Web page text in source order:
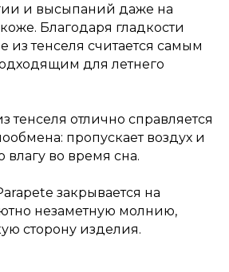
и высыпаний даже на
Благодаря гладкости
из тенселя считается самым
для летнего
тенселя отлично справляется
пропускает воздух и
во время сна.
закрывается на
незаметную молнию,
сторону изделия.